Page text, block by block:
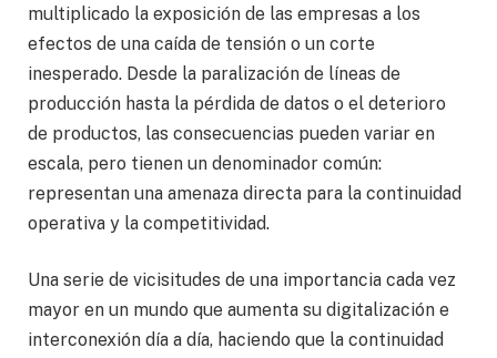
multiplicado la exposición de las empresas a los
efectos de una caída de tensión o un corte
inesperado. Desde la paralización de líneas de
producción hasta la pérdida de datos o el deterioro
de productos, las consecuencias pueden variar en
escala, pero tienen un denominador común:
representan una amenaza directa para la continuidad
operativa y la competitividad.
Una serie de vicisitudes de una importancia cada vez
mayor en un mundo que aumenta su digitalización e
interconexión día a día, haciendo que la continuidad